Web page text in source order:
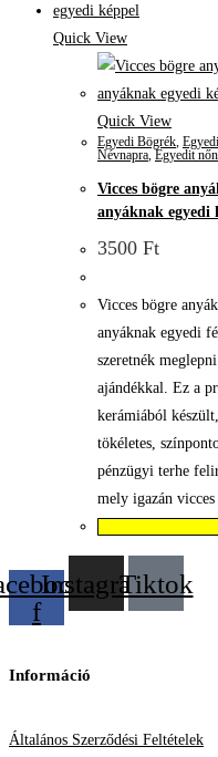
Quick View
Quick View
Egyedi Bögrék,
Névnapra, Egyedit
Vicces bögre
anyáknak egyedi
3500 Ft
Vicces bögre
anyáknak egyedi
szeretnék
ajándékkal. Ez a
kerámiából
tökéletes,
pénzügyi terhe
mely igazán
f
InstagramTiktok
Információ
Általános Szerződési Feltételek